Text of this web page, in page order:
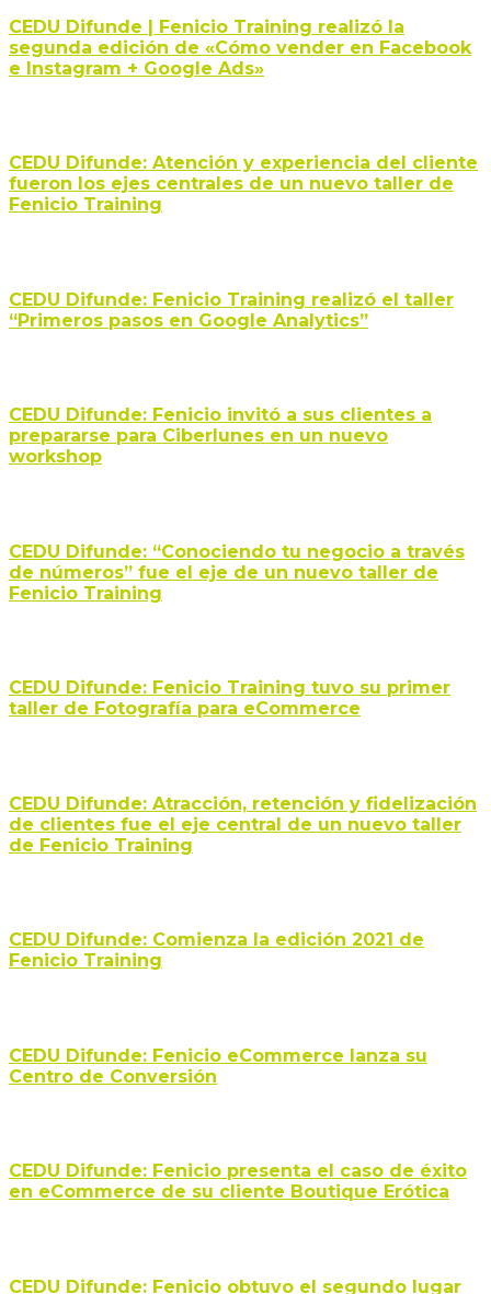
CEDU Difunde | Fenicio Training realizó la
segunda edición de «Cómo vender en Facebook
e Instagram + Google Ads»
CEDU Difunde: Atención y experiencia del cliente
fueron los ejes centrales de un nuevo taller de
Fenicio Training
CEDU Difunde: Fenicio Training realizó el taller
“Primeros pasos en Google Analytics”
CEDU Difunde: Fenicio invitó a sus clientes a
prepararse para Ciberlunes en un nuevo
workshop
CEDU Difunde: “Conociendo tu negocio a través
de números” fue el eje de un nuevo taller de
Fenicio Training
CEDU Difunde: Fenicio Training tuvo su primer
taller de Fotografía para eCommerce
CEDU Difunde: Atracción, retención y fidelización
de clientes fue el eje central de un nuevo taller
de Fenicio Training
CEDU Difunde: Comienza la edición 2021 de
Fenicio Training
CEDU Difunde: Fenicio eCommerce lanza su
Centro de Conversión
CEDU Difunde: Fenicio presenta el caso de éxito
en eCommerce de su cliente Boutique Erótica
CEDU Difunde: Fenicio obtuvo el segundo lugar